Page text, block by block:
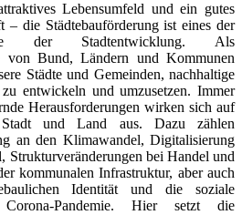
Lebensumfeld und ein gutes
– die Städtebauförderung ist eines der
der Stadtentwicklung. Als
von Bund, Ländern und Kommunen
Städte und Gemeinden, nachhaltige
entwickeln und umzusetzen. Immer
Herausforderungen wirken sich auf
und Land aus. Dazu zählen
an den Klimawandel, Digitalisierung
Strukturveränderungen bei Handel und
kommunalen Infrastruktur, aber auch
Identität und die soziale
Pandemie. Hier setzt die